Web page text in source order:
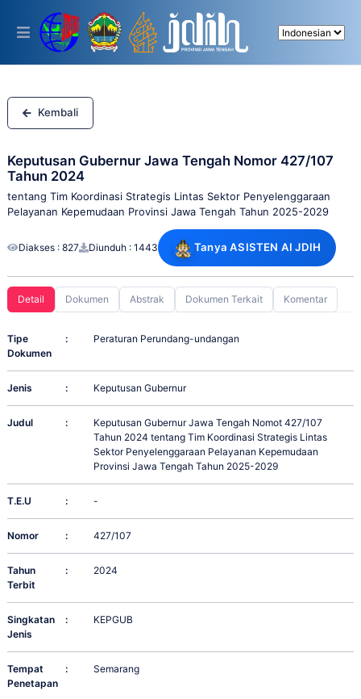
This
includes
accessibility
system.
Kembali
Keputusan Gubernur Jawa Tengah Nomor 427/107
Tahun 2024
tentang Tim Koordinasi Strategis Lintas Sektor Penyelenggaraan
Pelayanan Kepemudaan Provinsi Jawa Tengah Tahun 2025-2029
Diakses : 827 Diunduh : 1443 Tanya ASISTEN AI JDIH
Detail Dokumen Abstrak Dokumen Terkait Komentar
Tipe
Dokumen
: Peraturan Perundang-undangan
Jenis : Keputusan Gubernur
Judul :
Keputusan Gubernur Jawa Tengah Nomot 427/107
Tahun 2024 tentang Tim Koordinasi Strategis Lintas
Sektor Penyelenggaraan Pelayanan Kepemudaan
Provinsi Jawa Tengah Tahun 2025-2029
T.E.U : -
Nomor : 427/107
Tahun
Terbit
: 2024
Singkatan
Jenis
: KEPGUB
Tempat
Penetapan
: Semarang